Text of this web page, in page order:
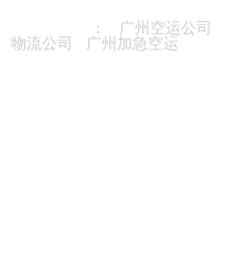
： 广州空运公司
物流公司 广州加急空运